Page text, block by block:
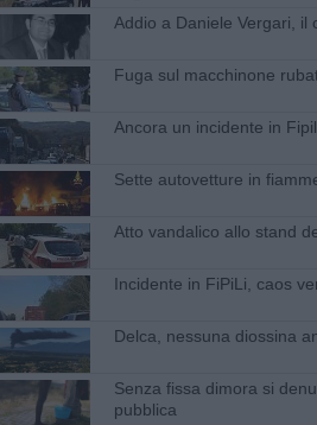
Addio a Daniele Vergari, il
Fuga sul macchinone
Ancora un incidente in
Sette autovetture in
Atto vandalico allo stand
Incidente in FiPiLi, caos
Delca, nessuna diossina
Senza fissa dimora si
pubblica